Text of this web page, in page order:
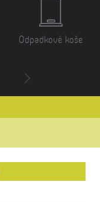
Odpadkové koše